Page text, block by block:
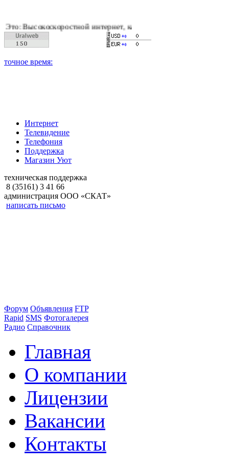
интернет, качественное цифровое и кабельное
Интернет
Телевидение
Телефония
Поддержка
Магазин Уют
техническая поддержка
8 (35161) 3 41 66
администрация ООО «СКАТ»
написать письмо
Форум Объявления FTP
Rapid SMS Фотогалерея
Радио Справочник
Главная
О компании
Лицензии
Вакансии
Контакты